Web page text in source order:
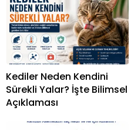
Kediler Neden Kendini
Sürekli Yalar? İşte Bilimsel
Açıklaması